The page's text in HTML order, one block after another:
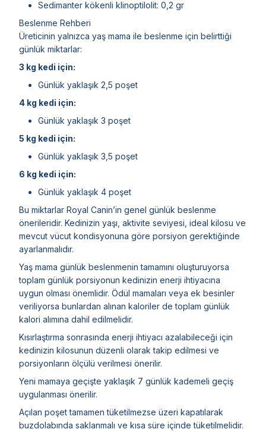
Sedimanter kökenli klinoptilolit: 0,2 gr
Beslenme Rehberi
Üreticinin yalnızca yaş mama ile beslenme için belirttiği
günlük miktarlar:
3 kg kedi için:
Günlük yaklaşık 2,5 poşet
4 kg kedi için:
Günlük yaklaşık 3 poşet
5 kg kedi için:
Günlük yaklaşık 3,5 poşet
6 kg kedi için:
Günlük yaklaşık 4 poşet
Bu miktarlar Royal Canin’in genel günlük beslenme
önerileridir. Kedinizin yaşı, aktivite seviyesi, ideal kilosu ve
mevcut vücut kondisyonuna göre porsiyon gerektiğinde
ayarlanmalıdır.
Yaş mama günlük beslenmenin tamamını oluşturuyorsa
toplam günlük porsiyonun kedinizin enerji ihtiyacına
uygun olması önemlidir. Ödül mamaları veya ek besinler
veriliyorsa bunlardan alınan kaloriler de toplam günlük
kalori alımına dahil edilmelidir.
Kısırlaştırma sonrasında enerji ihtiyacı azalabileceği için
kedinizin kilosunun düzenli olarak takip edilmesi ve
porsiyonların ölçülü verilmesi önerilir.
Yeni mamaya geçişte yaklaşık 7 günlük kademeli geçiş
uygulanması önerilir.
Açılan poşet tamamen tüketilmezse üzeri kapatılarak
buzdolabında saklanmalı ve kısa süre içinde tüketilmelidir.